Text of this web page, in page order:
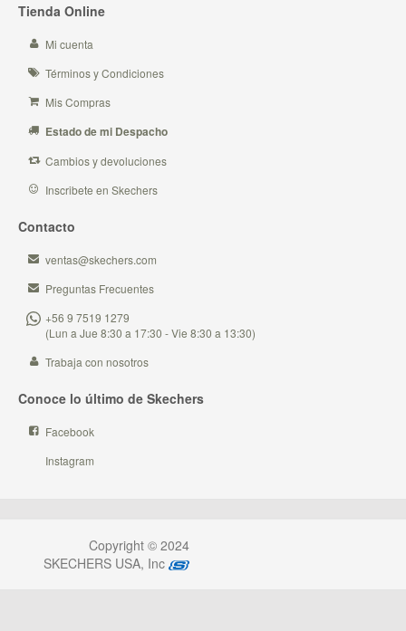
Tienda Online
Mi cuenta
Términos y Condiciones
Mis Compras
Estado de mi Despacho
Cambios y devoluciones
Inscribete en Skechers
Contacto
ventas@skechers.com
Preguntas Frecuentes
+56 9 7519 1279
(Lun a Jue 8:30 a 17:30 - Vie 8:30 a 13:30)
Trabaja con nosotros
Conoce lo último de Skechers
Facebook
Instagram
Copyright © 2024
SKECHERS USA, Inc